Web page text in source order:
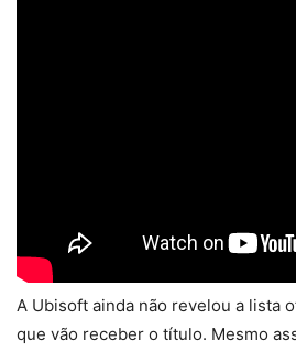
A Ubisoft ainda não revelou a lista
que vão receber o título. Mesmo